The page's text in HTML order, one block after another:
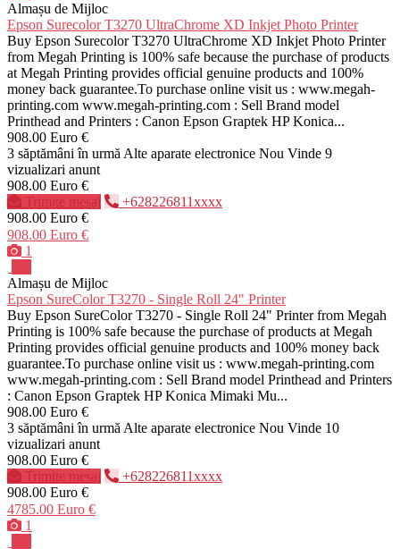
Almașu de Mijloc
Epson Surecolor T3270 UltraChrome XD Inkjet Photo Printer
Buy Epson Surecolor T3270 UltraChrome XD Inkjet Photo Printer
from Megah Printing is 100% safe because the purchase of products
at Megah Printing provides official genuine products and 100%
money back guarantee.To purchase online visit us : www.megah-
printing.com www.megah-printing.com : Sell Brand model
Printhead and Printers : Canon Epson Graptek HP Konica...
908.00 Euro €
3 săptămâni în urmă Alte aparate electronice Nou Vinde 9
vizualizari anunt
908.00 Euro €
Trimite mesaj
+628226811xxxx
908.00 Euro €
908.00 Euro €
1
Almașu de Mijloc
Epson SureColor T3270 - Single Roll 24" Printer
Buy Epson SureColor T3270 - Single Roll 24" Printer from Megah
Printing is 100% safe because the purchase of products at Megah
Printing provides official genuine products and 100% money back
guarantee.To purchase online visit us : www.megah-printing.com
www.megah-printing.com : Sell Brand model Printhead and Printers
: Canon Epson Graptek HP Konica Mimaki Mu...
908.00 Euro €
3 săptămâni în urmă Alte aparate electronice Nou Vinde 10
vizualizari anunt
908.00 Euro €
Trimite mesaj
+628226811xxxx
908.00 Euro €
4785.00 Euro €
1